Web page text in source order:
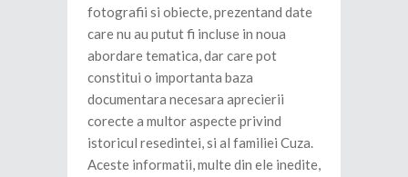
fotografii si obiecte, prezentand date
care nu au putut fi incluse in noua
abordare tematica, dar care pot
constitui o importanta baza
documentara necesara aprecierii
corecte a multor aspecte privind
istoricul resedintei, si al familiei Cuza.
Aceste informatii, multe din ele inedite,